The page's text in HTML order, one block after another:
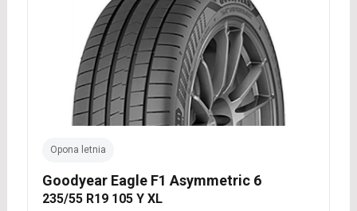
Opona letnia
Goodyear Eagle F1 Asymmetric 6
235/55 R19 105 Y XL